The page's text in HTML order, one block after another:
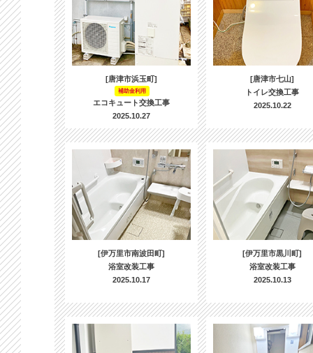
[唐津市浜玉町]
補助金利用
エコキュート交換工事
2025.10.27
[唐津市七山]
トイレ交換工事
2025.10.22
[伊万里市南波田町]
浴室改装工事
2025.10.17
[伊万里市黒川町]
浴室改装工事
2025.10.13